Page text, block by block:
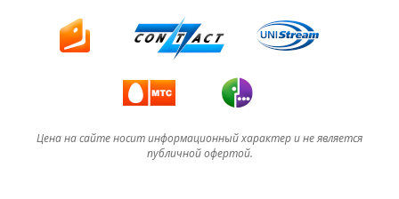
Цена на сайте носит информационный характер и не является
публичной офертой.